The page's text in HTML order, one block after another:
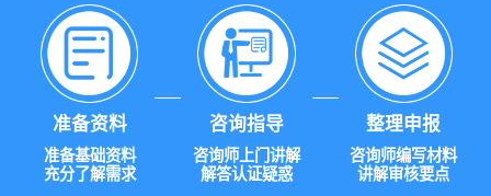
准备资料
准备基础资料
充分了解需求
咨询指导
咨询师上门讲解
解答认证疑惑
整理申报
咨询师编写材料
讲解审核要点